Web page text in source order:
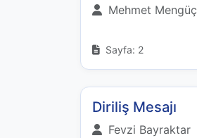
Mehmet Mengüç
Sayfa: 2
Diriliş Mesajı
Fevzi Bayraktar